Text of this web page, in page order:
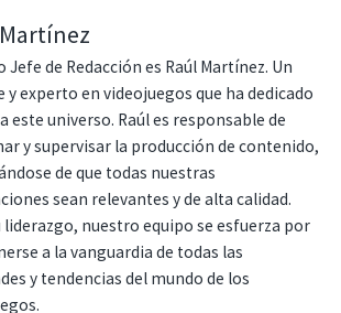
Jefe de Redacción es Raúl Martínez. Un
y experto en videojuegos que ha dedicado
este universo. Raúl es responsable de
y supervisar la producción de contenido,
de que todas nuestras
sean relevantes y de alta calidad.
liderazgo, nuestro equipo se esfuerza por
a la vanguardia de todas las
y tendencias del mundo de los